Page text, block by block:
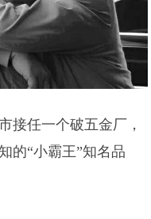
接任一个破五金厂，
的“小霸王”知名品